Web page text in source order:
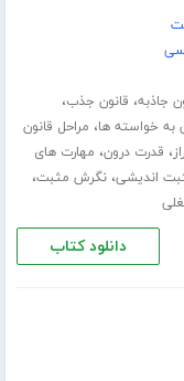
جاذبه، قانون جذب،
به خواسته ها، مراحل قانون
راز، قدرت درون، مهارت های
اندیشی،نگرش مثبت،
دانلود کتاب